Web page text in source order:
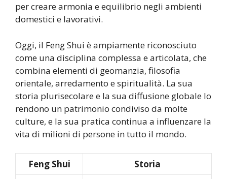
per creare armonia e equilibrio negli ambienti
domestici e lavorativi.
Oggi, il Feng Shui è ampiamente riconosciuto
come una disciplina complessa e articolata, che
combina elementi di geomanzia, filosofia
orientale, arredamento e spiritualità. La sua
storia plurisecolare e la sua diffusione globale lo
rendono un patrimonio condiviso da molte
culture, e la sua pratica continua a influenzare la
vita di milioni di persone in tutto il mondo.
Feng Shui
Storia